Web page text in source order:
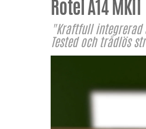
Rotel A14 MKII
"Kraftfull integrerad
Tested och trådlös